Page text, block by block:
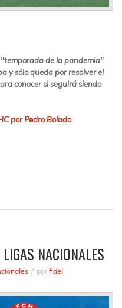
de la pandemia"
y sólo queda por resolver el
conocer si seguirá siendo
por Pedro Bolado
NACIONALES
porfidel